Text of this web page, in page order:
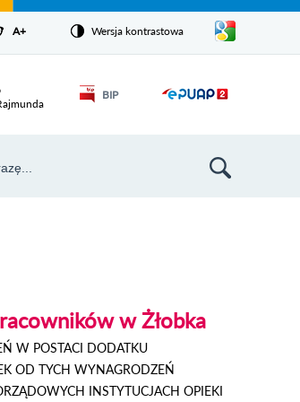
czcionkę
czcionkę
A+ powiększ czcionkęWersja kontrastowa
Pokaż/ukryj
listę
języków
BIPOdnośnik
w Żłobka
W POSTACI DODATKU
OD TYCH WYNAGRODZEŃ
INSTYTUCJACH OPIEKI